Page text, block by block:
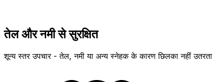
तेल और नमी से सुरक्षित
शून्य स्तर उपचार - तेल, नमी या अन्य स्नेहक के कारण छिलका नहीं उतरता